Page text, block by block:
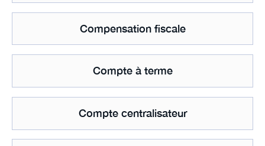
Compensation fiscale
Compte à terme
Compte centralisateur